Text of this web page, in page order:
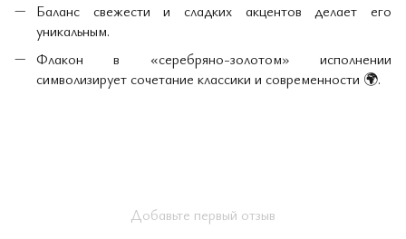
Баланс свежести и сладких акцентов делает его
уникальным.
Флакон в «серебряно-золотом» исполнении
символизирует сочетание классики и современности 🌍.
Добавьте первый отзыв